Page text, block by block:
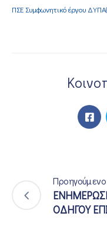
ΠΣΕ Συμφωνητικό έργου
Προηγούμενο
ΟΔΗΓΟΥ